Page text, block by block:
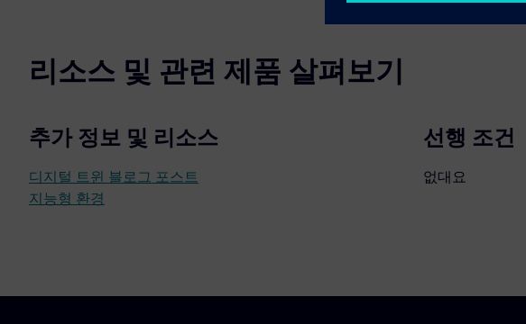
리소스 및 관련 제품 살펴보기
추가 정보 및 리소스
디지털 트윈 블로그 포스트
지능형 환경
선행 조건
없대요